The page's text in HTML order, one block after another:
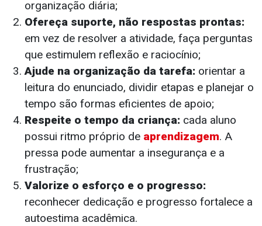
organização diária;
Ofereça suporte, não respostas prontas:
em vez de resolver a atividade, faça perguntas
que estimulem reflexão e raciocínio;
Ajude na organização da tarefa: orientar a
leitura do enunciado, dividir etapas e planejar o
tempo são formas eficientes de apoio;
Respeite o tempo da criança: cada aluno
possui ritmo próprio de aprendizagem. A
pressa pode aumentar a insegurança e a
frustração;
Valorize o esforço e o progresso:
reconhecer dedicação e progresso fortalece a
autoestima acadêmica.